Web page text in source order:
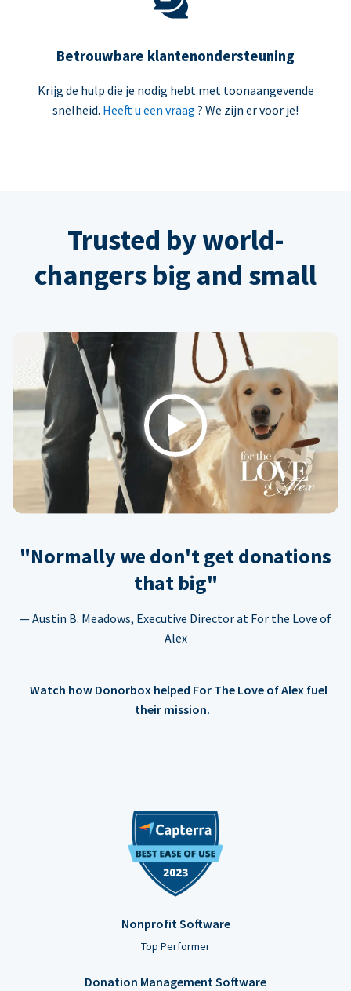
Betrouwbare klantenondersteuning
Krijg de hulp die je nodig hebt met toonaangevende
snelheid. Heeft u een vraag ? We zijn er voor je!
Trusted by world-
changers big and small
Play
"Normally we don't get donations
that big"
— Austin B. Meadows, Executive Director at For the Love of
Alex
Watch how Donorbox helped For The Love of Alex fuel
their mission.
Nonprofit Software
Top Performer
Donation Management Software